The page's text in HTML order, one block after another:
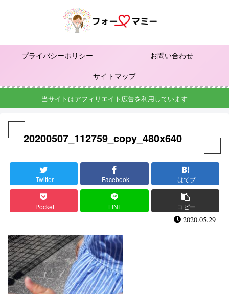
プライバシーポリシー
お問い合わせ
サイトマップ
当サイトはアフィリエイト広告を利用しています
20200507_112759_copy_480x640
Twitter Facebook はてブ
Pocket LINE コピー
2020.05.29